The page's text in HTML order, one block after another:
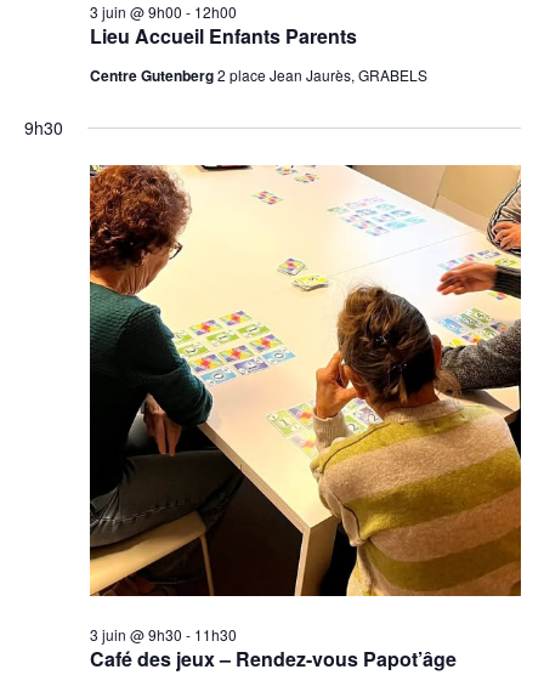
Lieu Accueil Enfants Parents
3 juin @ 9h00 - 12h00
Centre Gutenberg2 place Jean Jaurès, GRABELS
9h30
Café des jeux – Rendez-vous Papot’âge
3 juin @ 9h30 - 11h30